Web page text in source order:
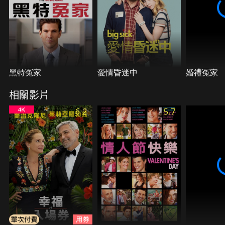
黑特冤家 愛情昏迷中 婚禮冤家
相關影片
6.2 5.7